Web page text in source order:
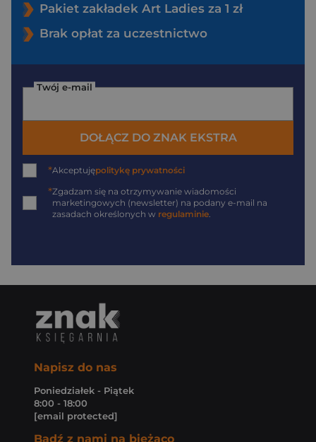
Pakiet zakładek Art Ladies za 1 zł
Brak opłat za uczestnictwo
Twój e-mail
DOŁĄCZ DO ZNAK EKSTRA
*Akceptujępolitykę prywatności
*Zgadzam się na otrzymywanie wiadomości
marketingowych (newsletter) na podany e-mail na
zasadach określonych w regulaminie
Napisz do nas
Poniedziałek - Piątek
8:00 - 18:00
[email protected]
Bądź z nami na bieżąco